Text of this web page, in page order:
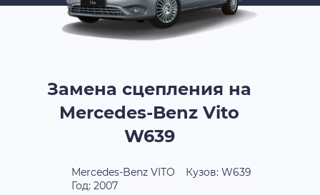
Замена сцепления на
Mercedes-Benz Vito
W639
Mercedes-Benz VITO
Кузов: W639
Год: 2007